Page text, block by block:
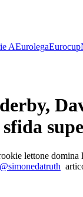
AEurolegaEurocup
lettone domina
@simonedatruth